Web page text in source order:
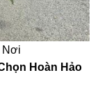
Nơi
Hoàn Hảo